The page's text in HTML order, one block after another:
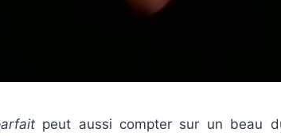
peut aussi compter sur un beau